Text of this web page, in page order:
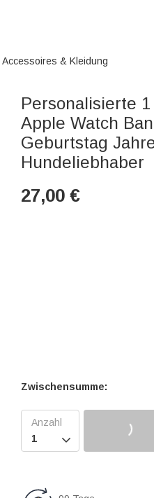
Accessoires & Kleidung
Personalisierte
Apple Watch
Geburtstag
Hundeliebhaber
27,00 €
Zwischensumme:
